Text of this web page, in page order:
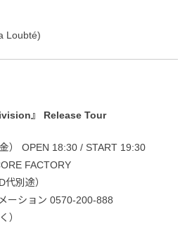
Loubté)
』 Release Tour
） OPEN 18:30 / START 19:30
FACTORY
別途）
ーション 0570-200-888
）